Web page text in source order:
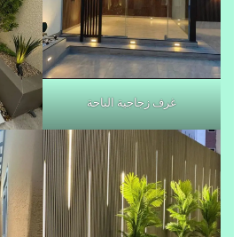
غرف زجاجية الباحة